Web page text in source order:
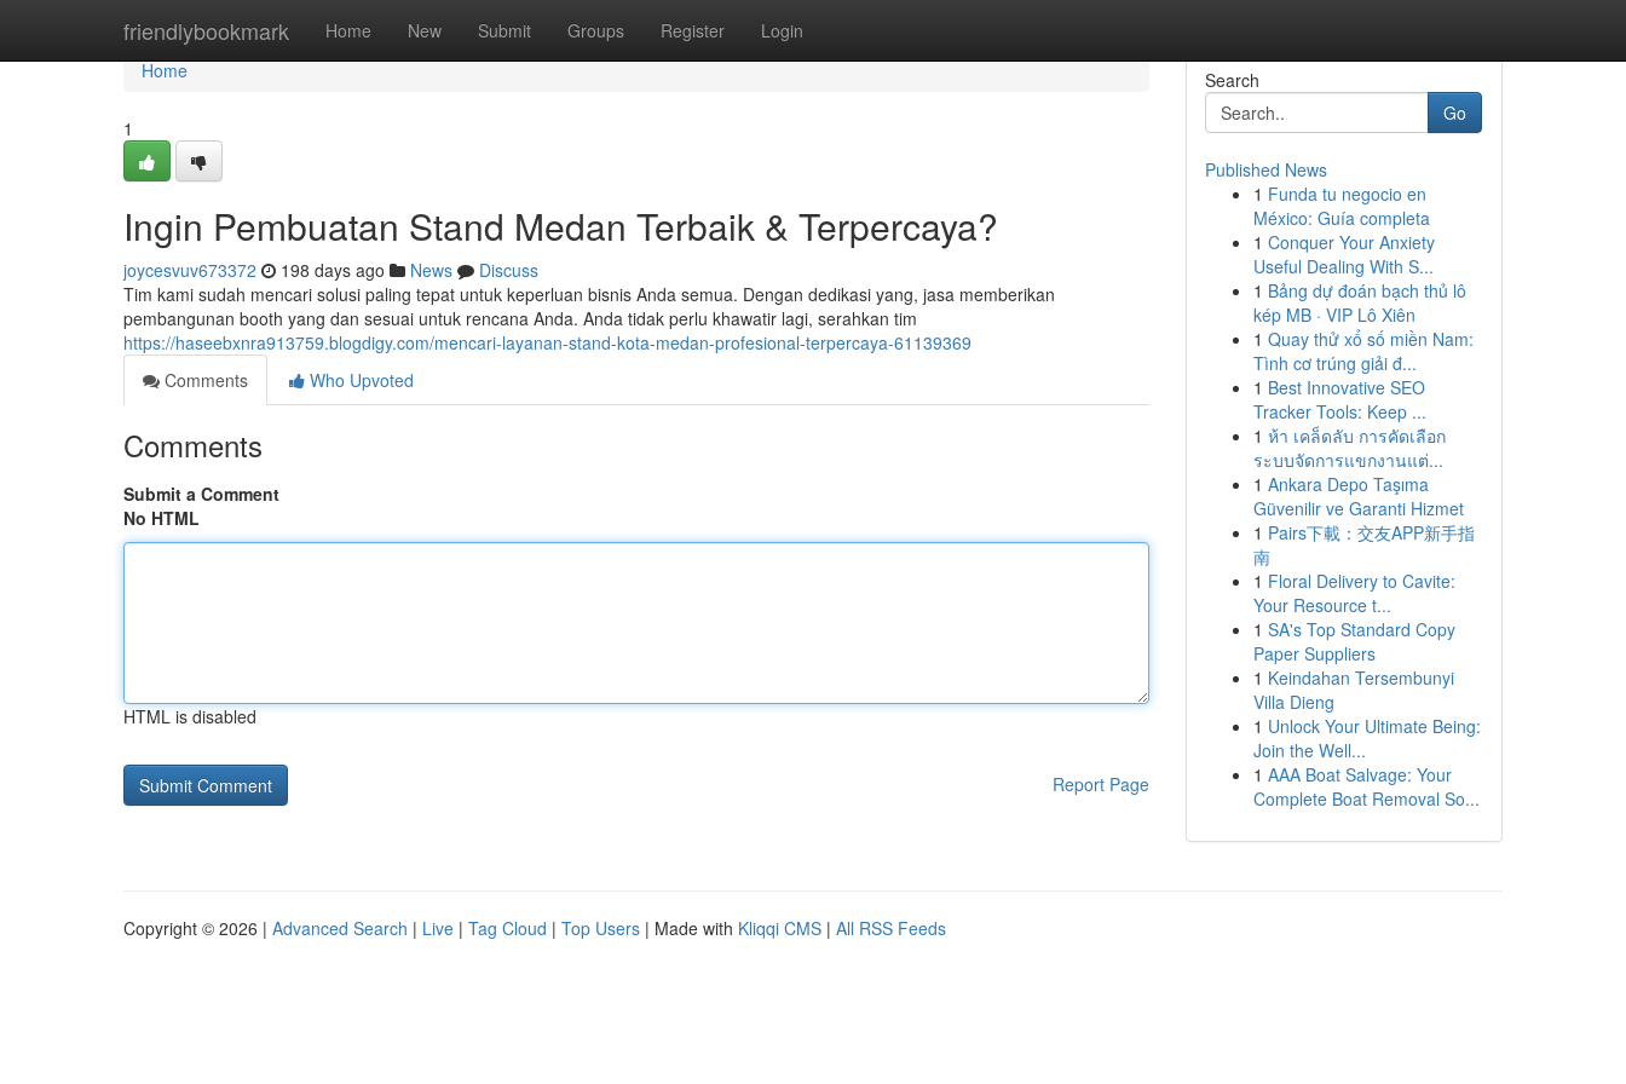
friendlybookmark Home New Submit Groups Register Login
Home
Home
1
Ingin Pembuatan Stand Medan Terbaik & Terpercaya?
joycesvuv673372 198 days ago News
Discuss
Tim kami sudah mencari solusi paling tepat untuk keperluan bisnis Anda semua. Dengan dedikasi yang, jasa memberikan
pembangunan booth yang dan sesuai untuk rencana Anda. Anda tidak perlu khawatir lagi, serahkan tim
https://haseebxnra913759.blogdigy.com/mencari-layanan-stand-kota-medan-profesional-terpercaya-61139369
Comments
Who Upvoted
Comments
Submit a Comment
No HTML
HTML is disabled
Report Page
Search
Go
Published News
1 Funda tu negocio en
México: Guía completa
1 Conquer Your Anxiety
Useful Dealing With S...
1 Bảng dự đoán bạch thủ lô
kép MB · VIP Lô Xiên
1 Quay thử xổ số miền Nam:
Tình cơ trúng giải đ...
1 Best Innovative SEO
Tracker Tools: Keep ...
1 ห้า เคล็ดลับ การคัดเลือก
ระบบจัดการแขกงานแต่...
1 Ankara Depo Taşıma
Güvenilir ve Garanti Hizmet
1 Pairs下載：交友APP新手指
南
1 Floral Delivery to Cavite:
Your Resource t...
1 SA's Top Standard Copy
Paper Suppliers
1 Keindahan Tersembunyi
Villa Dieng
1 Unlock Your Ultimate Being:
Join the Well...
1 AAA Boat Salvage: Your
Complete Boat Removal So...
Copyright © 2026 | Advanced Search | Live | Tag Cloud | Top Users | Made with Kliqqi CMS | All RSS Feeds